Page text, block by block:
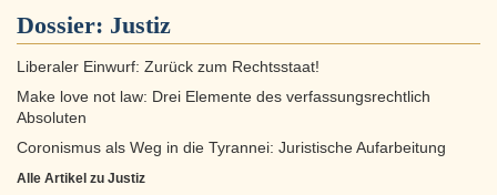
Dossier: Justiz
Liberaler Einwurf: Zurück zum Rechtsstaat!
Make love not law: Drei Elemente des verfassungsrechtlich
Absoluten
Coronismus als Weg in die Tyrannei: Juristische Aufarbeitung
Alle Artikel zu Justiz